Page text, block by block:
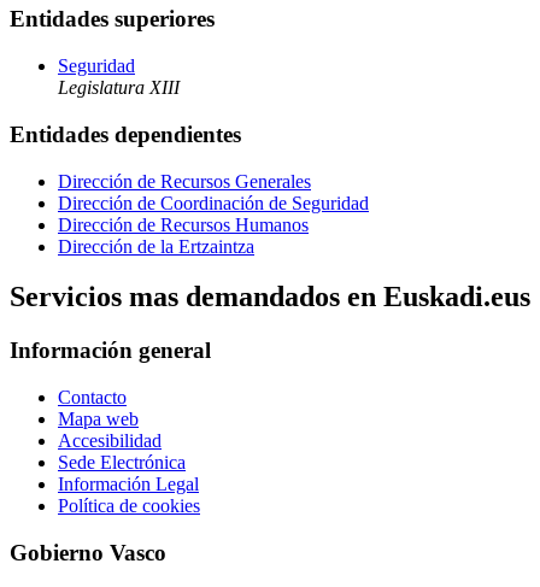
Entidades superiores
Seguridad
Legislatura XIII
Entidades dependientes
Dirección de Recursos Generales
Dirección de Coordinación de Seguridad
Dirección de Recursos Humanos
Dirección de la Ertzaintza
Servicios mas demandados en Euskadi.eus
Información general
Contacto
Mapa web
Accesibilidad
Sede Electrónica
Información Legal
Política de cookies
Gobierno Vasco